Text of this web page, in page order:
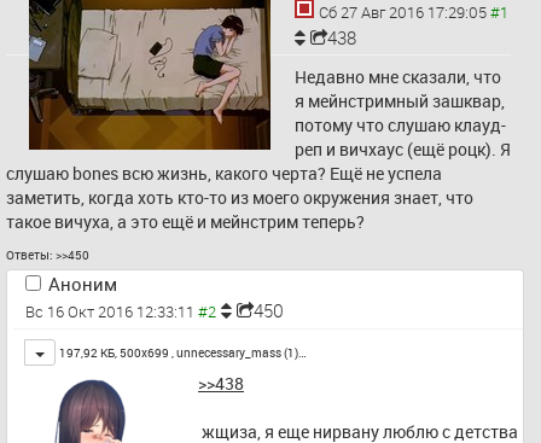
Сб 27 Авг 2016 17:29:05
438
Недавно мне сказали, что
я мейнстримный зашквар,
потому что слушаю клауд-
реп и вичхаус (ещё роцк). Я
слушаю bones всю жизнь, какого черта? Ещё не успела
заметить, когда хоть кто-то из моего окружения знает, что
такое вичуха, а это ещё и мейнстрим теперь?
Ответы: >>450
Аноним
Вс 16 Окт 2016 12:33:11 450
Toggle
197,92 КБ, 500x699 , unnecessary_mass (1)…
>>438